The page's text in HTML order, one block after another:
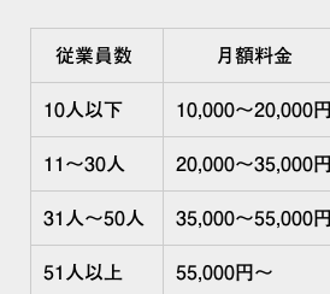
従業員数 月額料金
10人以下 10,000～20,000円
11 〜30人 20,000～35,000円
31 人〜50人 35,000～55,000円
51 人以上 55,000円～